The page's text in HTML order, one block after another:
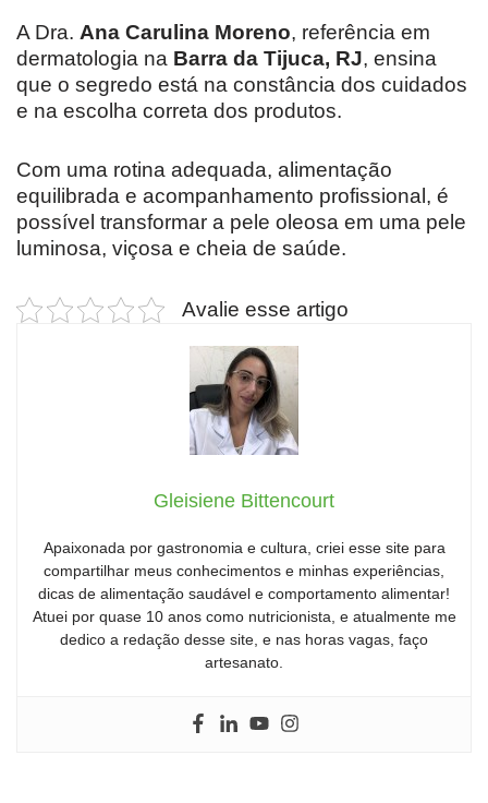
A Dra. Ana Carulina Moreno, referência em
dermatologia na Barra da Tijuca, RJ, ensina
que o segredo está na constância dos cuidados
e na escolha correta dos produtos.
Com uma rotina adequada, alimentação
equilibrada e acompanhamento profissional, é
possível transformar a pele oleosa em uma pele
luminosa, viçosa e cheia de saúde.
Avalie esse artigo
Gleisiene Bittencourt
Apaixonada por gastronomia e cultura, criei esse site para
compartilhar meus conhecimentos e minhas experiências,
dicas de alimentação saudável e comportamento alimentar!
Atuei por quase 10 anos como nutricionista, e atualmente me
dedico a redação desse site, e nas horas vagas, faço
artesanato.